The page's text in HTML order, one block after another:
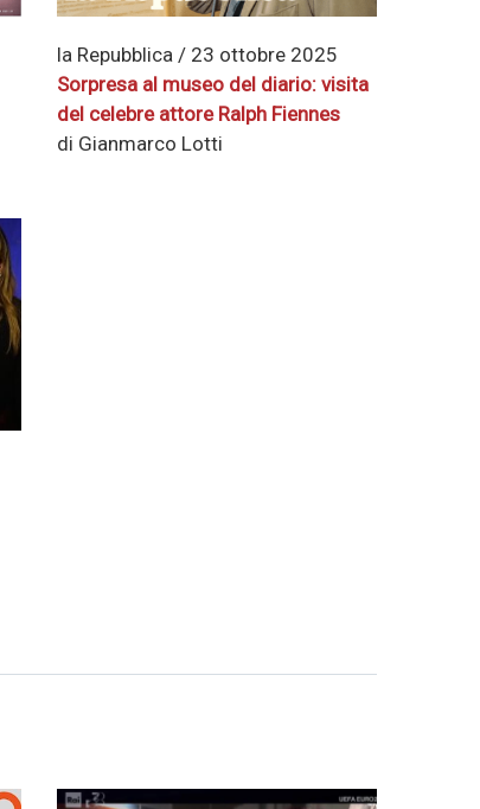
la Repubblica / 23 ottobre 2025
Sorpresa al museo del diario: visita
del celebre attore Ralph Fiennes
di Gianmarco Lotti